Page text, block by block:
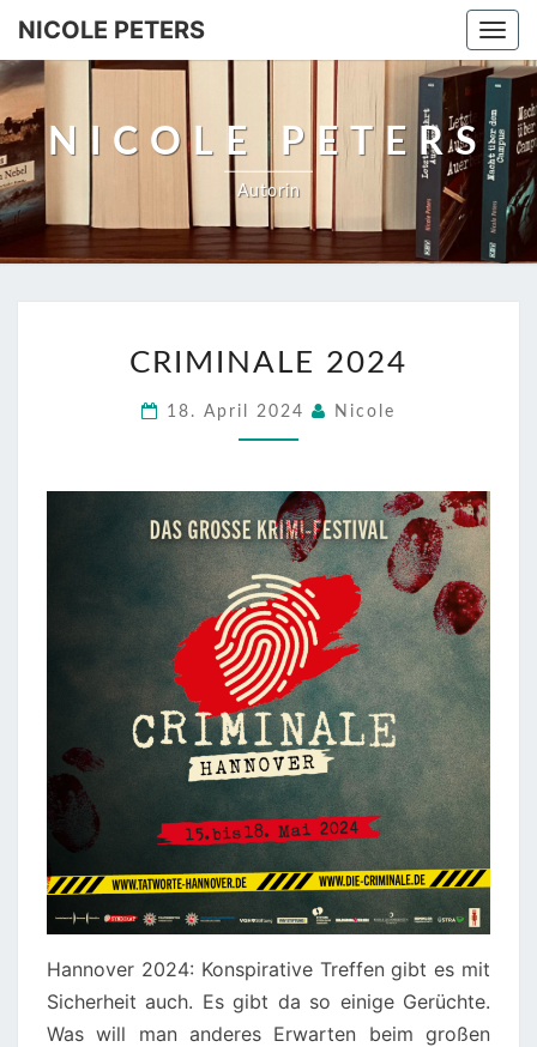
NICOLE PETERS
NICOLE PETERS
Autorin
2024
CRIMINALE 2024
18. April 2024 Nicole
Hannover 2024: Konspirative Treffen gibt es mit
Sicherheit auch. Es gibt da so einige Gerüchte.
Was will man anderes Erwarten beim großen